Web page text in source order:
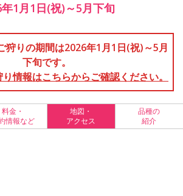
1月1日(祝)～5月下旬
りの期間は2026年1月1日(祝)～5月
下旬です。
情報はこちらからご確認ください。
料金・
情報など
地図・
アクセス
品種の
紹介